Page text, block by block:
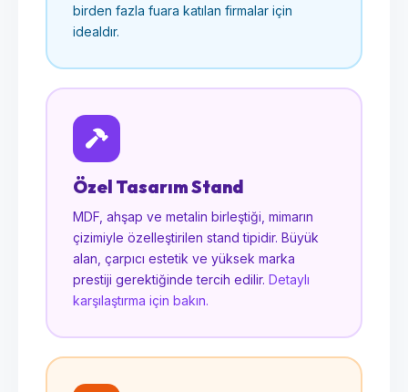
birden fazla fuara katılan firmalar için
idealdır.
Özel Tasarım Stand
MDF, ahşap ve metalin birleştiği, mimarın
çizimiyle özelleştirilen stand tipidir. Büyük
alan, çarpıcı estetik ve yüksek marka
prestiji gerektiğinde tercih edilir. Detaylı
karşılaştırma için bakın.